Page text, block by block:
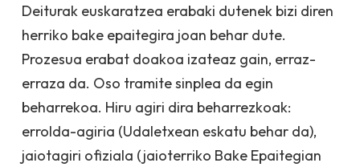
Deiturak euskaratzea erabaki dutenek bizi diren
herriko bake epaitegira joan behar dute.
Prozesua erabat doakoa izateaz gain, erraz-
erraza da. Oso tramite sinplea da egin
beharrekoa. Hiru agiri dira beharrezkoak:
errolda-agiria (Udaletxean eskatu behar da),
jaiotagiri ofiziala (jaioterriko Bake Epaitegian